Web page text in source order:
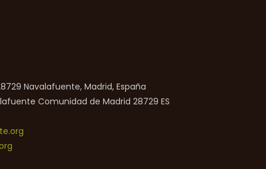
Navalafuente, Madrid, España
Comunidad de Madrid 28729 ES